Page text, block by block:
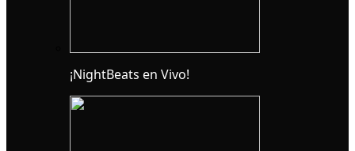
¡NightBeats en Vivo!